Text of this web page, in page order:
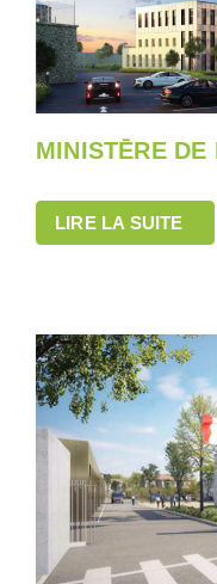
MINISTĒRE
LIRE LA SUITE